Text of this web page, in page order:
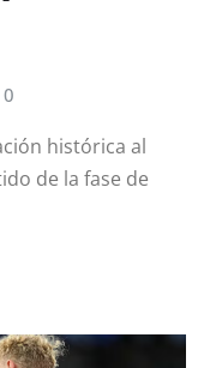
0
histórica al
de la fase de